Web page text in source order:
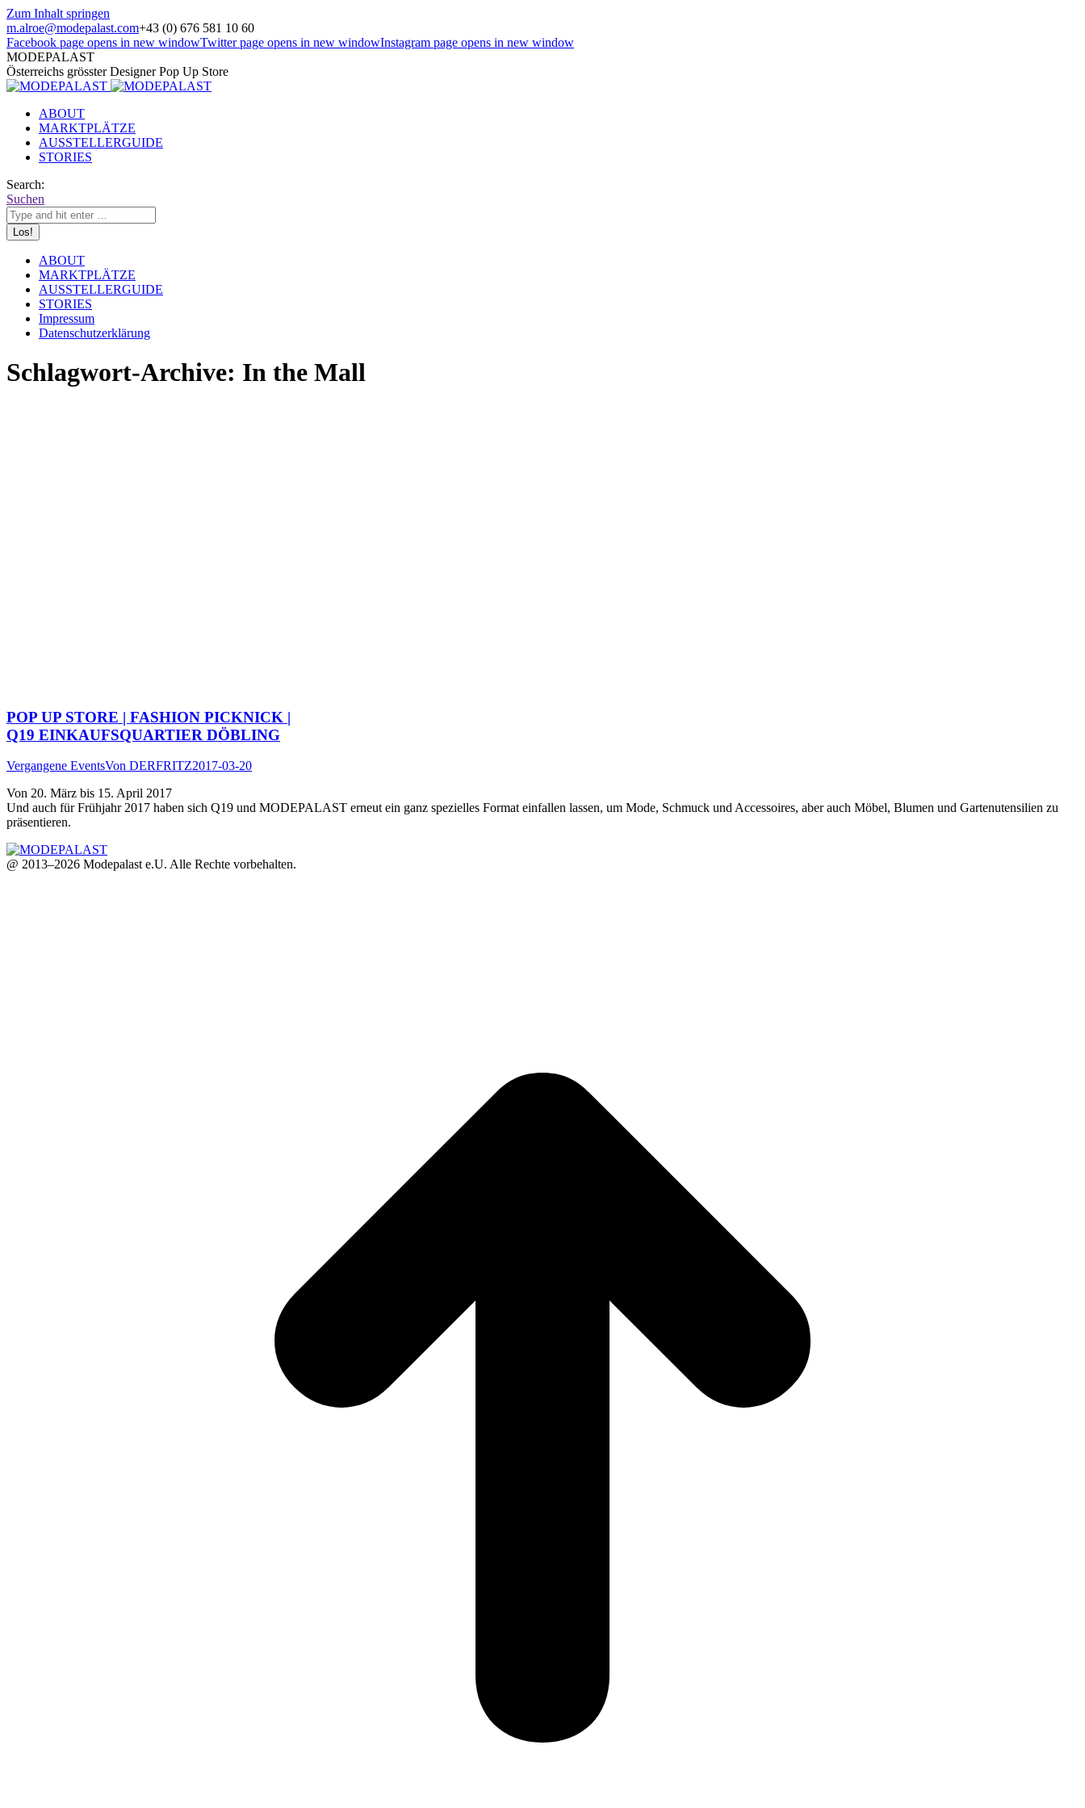
Zum Inhalt springen
m.alroe@modepalast.com+43 (0) 676 581 10 60
Facebook page opens in new windowTwitter page opens in new windowInstagram page opens in new window
MODEPALAST
Österreichs grösster Designer Pop Up Store
ABOUT
MARKTPLÄTZE
AUSSTELLERGUIDE
STORIES
Search:
Suchen
ABOUT
MARKTPLÄTZE
AUSSTELLERGUIDE
STORIES
Impressum
Datenschutzerklärung
Schlagwort-Archive: In the Mall
POP UP STORE | FASHION PICKNICK |
Q19 EINKAUFSQUARTIER DÖBLING
Vergangene EventsVon DERFRITZ2017-03-20
Von 20. März bis 15. April 2017
Und auch für Frühjahr 2017 haben sich Q19 und MODEPALAST erneut ein ganz spezielles Format einfallen lassen, um Mode, Schmuck und Accessoires, aber auch Möbel, Blumen und Gartenutensilien zu
präsentieren.
@ 2013–2026 Modepalast e.U. Alle Rechte vorbehalten.